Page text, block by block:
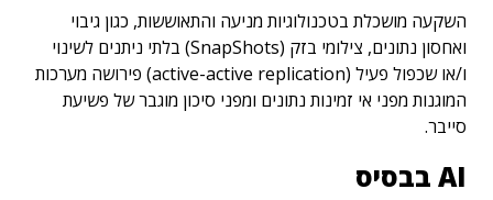
השקעה מושכלת בטכנולוגיות מניעה והתאוששות, כגון גיבוי
ואחסון נתונים, צילומי בזק (SnapShots) בלתי ניתנים לשינוי
ו/או שכפול פעיל (active-active replication) פירושה מערכות
המוגנות מפני אי זמינות נתונים ומפני סיכון מוגבר של פשיעת
סייבר.
AI בבסיס